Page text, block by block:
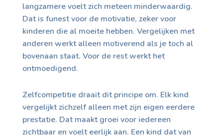
langzamere voelt zich meteen minderwaardig.
Dat is funest voor de motivatie, zeker voor
kinderen die al moeite hebben. Vergelijken met
anderen werkt alleen motiverend als je toch al
bovenaan staat. Voor de rest werkt het
ontmoedigend.
Zelfcompetitie draait dit principe om. Elk kind
vergelijkt zichzelf alleen met zijn eigen eerdere
prestatie. Dat maakt groei voor iedereen
zichtbaar en voelt eerlijk aan. Een kind dat van